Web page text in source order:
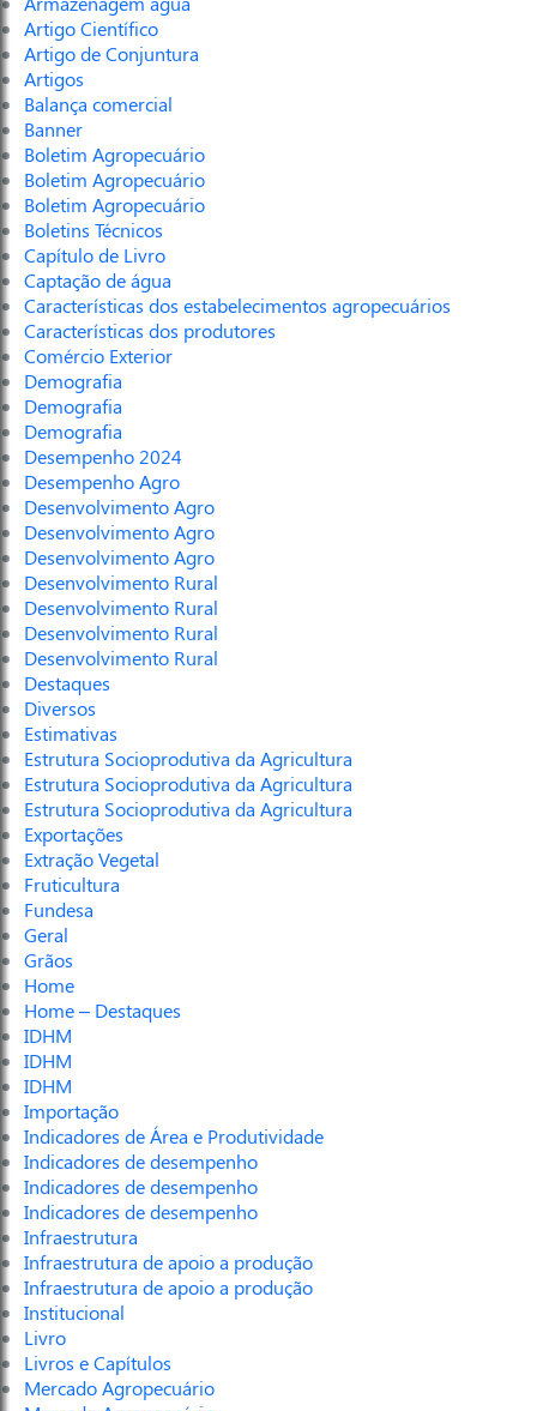
Artigo Científico
Artigo de Conjuntura
Artigos
Balança comercial
Banner
Boletim Agropecuário
Boletim Agropecuário
Boletim Agropecuário
Boletins Técnicos
Capítulo de Livro
Captação de água
Características dos estabelecimentos agropecuários
Características dos produtores
Comércio Exterior
Demografia
Demografia
Demografia
Desempenho 2024
Desempenho Agro
Desenvolvimento Agro
Desenvolvimento Agro
Desenvolvimento Agro
Desenvolvimento Rural
Desenvolvimento Rural
Desenvolvimento Rural
Desenvolvimento Rural
Destaques
Diversos
Estimativas
Estrutura Socioprodutiva da Agricultura
Estrutura Socioprodutiva da Agricultura
Estrutura Socioprodutiva da Agricultura
Exportações
Extração Vegetal
Fruticultura
Fundesa
Geral
Grãos
Home
Home – Destaques
IDHM
IDHM
IDHM
Importação
Indicadores de Área e Produtividade
Indicadores de desempenho
Indicadores de desempenho
Indicadores de desempenho
Infraestrutura
Infraestrutura de apoio a produção
Infraestrutura de apoio a produção
Institucional
Livro
Livros e Capítulos
Mercado Agropecuário